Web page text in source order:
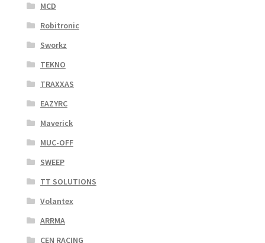
MCD
Robitronic
Sworkz
TEKNO
TRAXXAS
EAZYRC
Maverick
MUC-OFF
SWEEP
TT SOLUTIONS
Volantex
ARRMA
CEN RACING